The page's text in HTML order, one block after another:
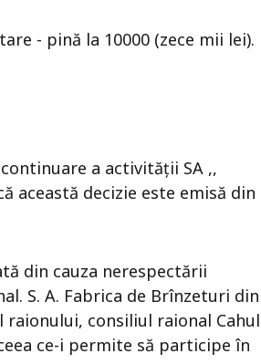
- pină la 10000 (zece mii lei).
a activității SA ,,
această decizie este emisă din
din cauza nerespectării
S. A. Fabrica de Brînzeturi din
consiliul raional Cahul
ce-i permite să participe în